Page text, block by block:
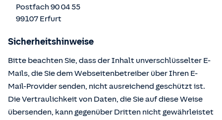
Postfach 90 04 55
99107 Erfurt
Sicherheitshinweise
Bitte beachten Sie, dass der Inhalt unverschlüsselter E-
Mails, die Sie dem Webseitenbetreiber über Ihren E-
Mail-Provider senden, nicht ausreichend geschützt ist.
Die Vertraulichkeit von Daten, die Sie auf diese Weise
übersenden, kann gegenüber Dritten nicht gewährleistet